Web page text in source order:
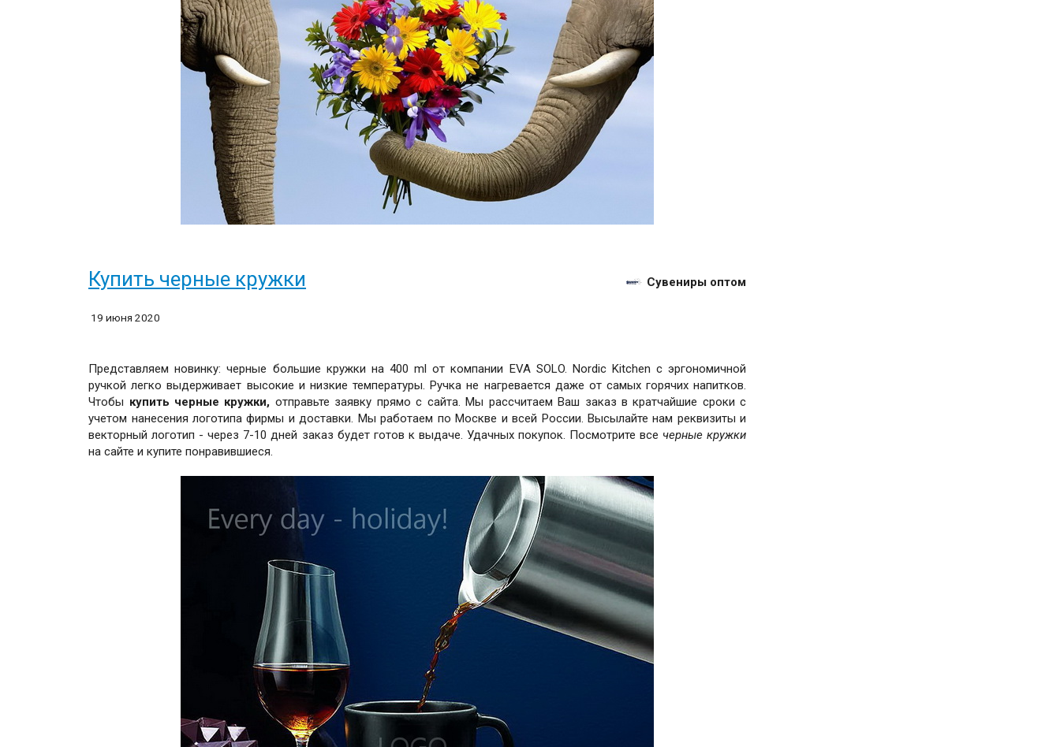
Купить черные кружки Сувениры оптом
19 июня 2020
Представляем новинку: черные большие кружки на 400 ml от компании EVA SOLO. Nordic Kitchen с эргономичной
ручкой легко выдерживает высокие и низкие температуры. Ручка не нагревается даже от самых горячих напитков.
Чтобы купить черные кружки, отправьте заявку прямо с сайта. Мы рассчитаем Ваш заказ в кратчайшие сроки с
учетом нанесения логотипа фирмы и доставки. Мы работаем по Москве и всей России. Высылайте нам реквизиты и
векторный логотип - через 7-10 дней заказ будет готов к выдаче. Удачных покупок. Посмотрите все черные кружки
на сайте и купите понравившиеся.